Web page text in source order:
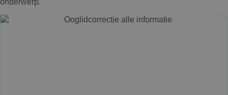
aanbevelen aan iedereen die een
ooglidcorrectie overweegt. Een deskundige
chirurg met een prettige, persoonlijke